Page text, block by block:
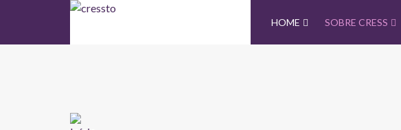
HOME SOBRE CRESS